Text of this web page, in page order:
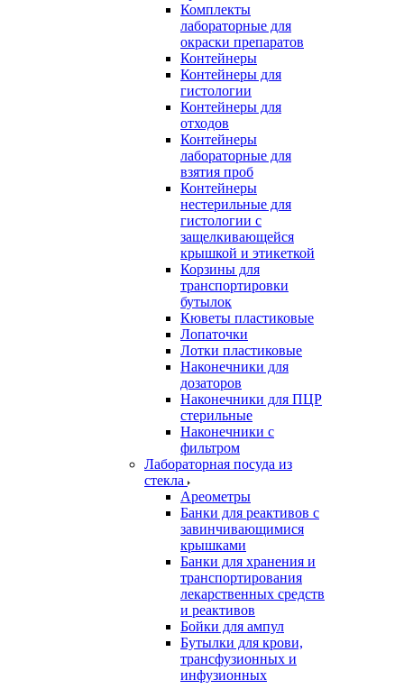
Комплекты
лабораторные для
окраски препаратов
Контейнеры
Контейнеры для
гистологии
Контейнеры для
отходов
Контейнеры
лабораторные для
взятия проб
Контейнеры
нестерильные для
гистологии с
защелкивающейся
крышкой и этикеткой
Корзины для
транспортировки
бутылок
Кюветы пластиковые
Лопаточки
Лотки пластиковые
Наконечники для
дозаторов
Наконечники для ПЦР
стерильные
Наконечники с
фильтром
Лабораторная посуда из
стекла
Ареометры
Банки для реактивов с
завинчивающимися
крышками
Банки для хранения и
транспортирования
лекарственных средств
и реактивов
Бойки для ампул
Бутылки для крови,
трансфузионных и
инфузионных